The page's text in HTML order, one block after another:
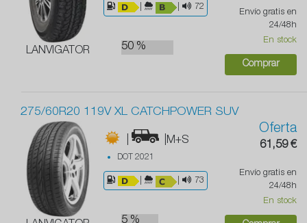
LANVIGATOR
72
50 %
Envío gratis en
24/48h
En stock
Comprar
275/60R20 119V XL CATCHPOWER SUV
| |M+S
DOT 2021
73
Oferta
61,59 €
Envío gratis en
24/48h
En stock